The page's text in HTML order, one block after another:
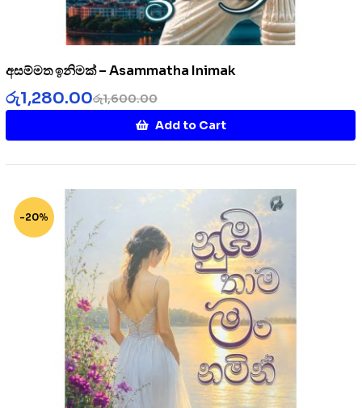
අසම්මත ඉනිමක් – Asammatha Inimak
රු1,600.00
රු1,280.00
Add to Cart
-20%